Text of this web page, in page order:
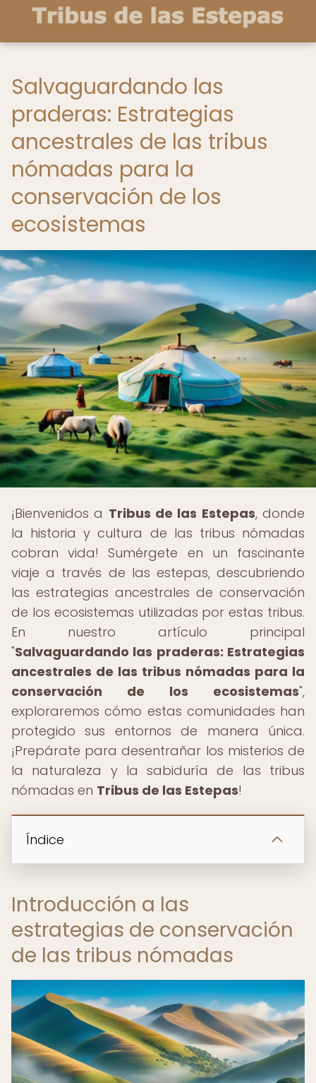
Salvaguardando las
praderas: Estrategias
ancestrales de las tribus
nómadas para la
conservación de los
ecosistemas
¡Bienvenidos a Tribus de las Estepas, donde
la historia y cultura de las tribus nómadas
cobran vida! Sumérgete en un fascinante
viaje a través de las estepas, descubriendo
las estrategias ancestrales de conservación
de los ecosistemas utilizadas por estas tribus.
En nuestro artículo principal
"Salvaguardando las praderas: Estrategias
ancestrales de las tribus nómadas para la
conservación de los ecosistemas",
exploraremos cómo estas comunidades han
protegido sus entornos de manera única.
¡Prepárate para desentrañar los misterios de
la naturaleza y la sabiduría de las tribus
nómadas en Tribus de las Estepas!
Índice
Introducción a las
estrategias de conservación
de las tribus nómadas